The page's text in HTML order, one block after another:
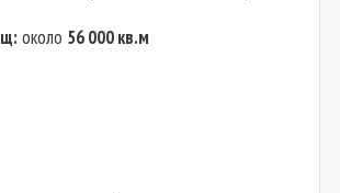
около 56 000 кв.м